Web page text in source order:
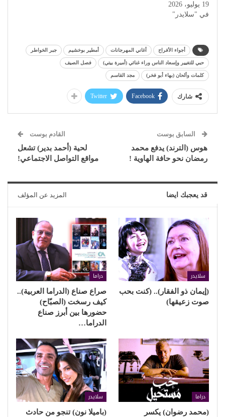
19 يوليو، 2026
في "سلايدر"
أجواء الأفراح أغاني المهرجانات أمطير بوخشيم جبر الخواطر
حبي للتغيير وإسعاد الناس وراء غنائي (أميرة بيتي) فصل الصيف
كلمات وألحان (بهاء أبو فخر) مجد القاسم
شارك Facebook
Twitter
السابق بوست
هوس (الترند) يدفع محمد
رمضان نحو حافة الهاوية !
القادم بوست
لحية (أحمد بدير) تشعل
مواقع التواصل الاجتماعي!
قد يعجبك ايضا المزيد عن المؤلف
سلايدر
(إيمان ذو الفقار).. (كنت بحب
صوت زعيقها)
دراما
صراع صناع (الدراما العربية)..
كيف رسخت (الصبّاح)
حضورها بين أبرز صناع
الدراما…
دراما
(محمد رضوان) يكسر
سلايدر
(باميلا نون) تنجو من حادث